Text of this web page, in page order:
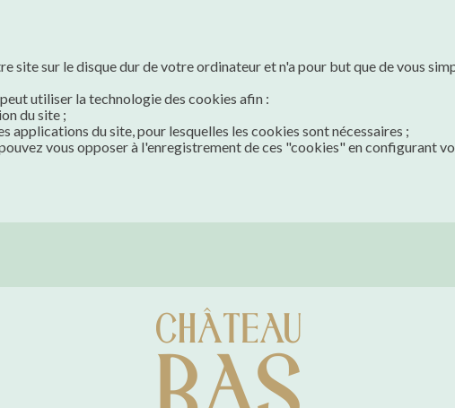
site sur le disque dur de votre ordinateur et n'a pour but que de vous
utiliser la technologie des cookies afin :
du site ;
applications du site, pour lesquelles les cookies sont nécessaires ;
vous opposer à l'enregistrement de ces "cookies" en configurant